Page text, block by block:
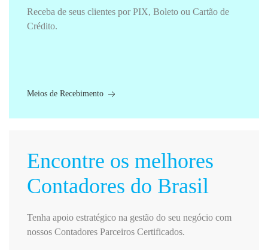
Receba de seus clientes por PIX, Boleto ou Cartão de
Crédito.
Meios de Recebimento
Encontre os melhores
Contadores do Brasil
Tenha apoio estratégico na gestão do seu negócio com
nossos Contadores Parceiros Certificados.